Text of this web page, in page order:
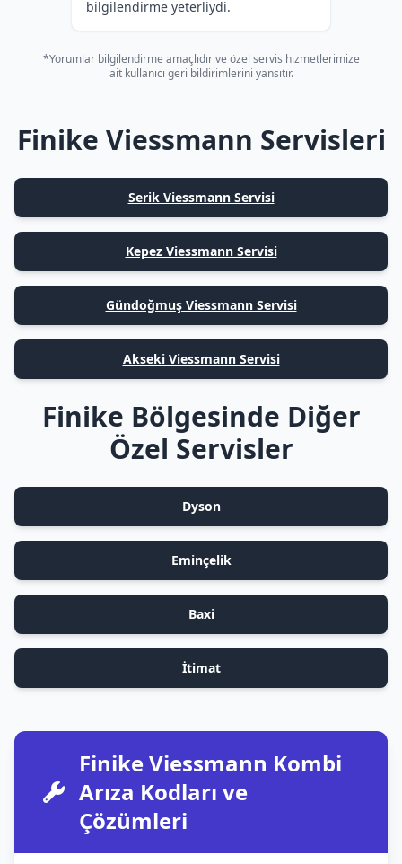
bilgilendirme yeterliydi.
*Yorumlar bilgilendirme amaçlıdır ve özel servis hizmetlerimize
ait kullanıcı geri bildirimlerini yansıtır.
Finike Viessmann Servisleri
Serik Viessmann Servisi
Kepez Viessmann Servisi
Gündoğmuş Viessmann Servisi
Akseki Viessmann Servisi
Finike Bölgesinde Diğer
Özel Servisler
Dyson
Eminçelik
Baxi
İtimat
Finike Viessmann Kombi
Arıza Kodları ve
Çözümleri